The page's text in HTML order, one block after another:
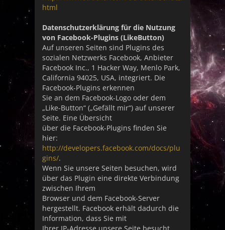
html
Datenschutzerklärung für die Nutzung
von Facebook-Plugins (LikeButton)
Auf unseren Seiten sind Plugins des
sozialen Netzwerks Facebook, Anbieter
Facebook Inc., 1 Hacker Way, Menlo Park,
California 94025, USA, integriert. Die
Facebook-Plugins erkennen
Sie an dem Facebook-Logo oder dem
„Like-Button“ („Gefällt mir“) auf unserer
Seite. Eine Übersicht
über die Facebook-Plugins finden Sie
hier:
http://developers.facebook.com/docs/plu
gins/.
Wenn Sie unsere Seiten besuchen, wird
über das Plugin eine direkte Verbindung
zwischen Ihrem
Browser und dem Facebook-Server
hergestellt. Facebook erhält dadurch die
Information, dass Sie mit